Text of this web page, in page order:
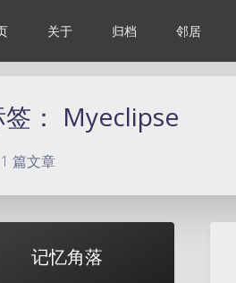
关于 归档 邻居
： Myeclipse
1 篇文章
记忆角落